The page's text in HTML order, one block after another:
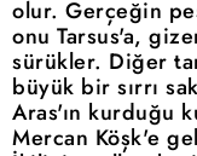
olur. Gerçeğin
onu Tarsus'a,
sürükler. Diğer
büyük bir sırrı
Aras'ın kurduğu
Mercan Köşk'e